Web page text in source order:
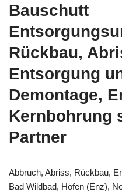
Bauschutt
Rückbau,
Entsorgung
Demontage,
Kernbohrung
Partner
Abbruch, Abriss, Rückbau,
Bad Wildbad, Höfen (Enz),